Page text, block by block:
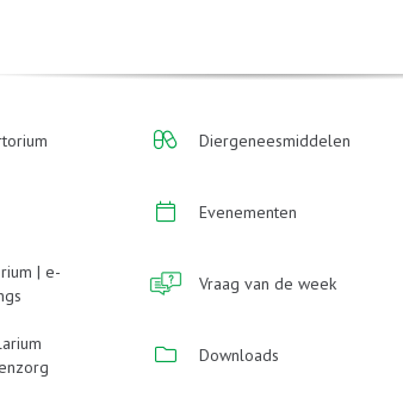
| e-
Diergeneesmiddelen
Evenementen
Vraag van de week
Downloads